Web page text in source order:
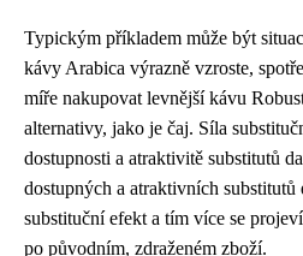
Typickým příkladem může být
kávy Arabica výrazně vzroste,
míře nakupovat levnější kávu
alternativy, jako je čaj. Síla
dostupnosti a atraktivitě substitutů
dostupných a atraktivních
substituční efekt a tím více se
po původním, zdraženém zboží.